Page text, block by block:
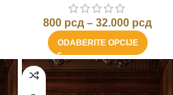
800 рсд – 32.000 рсд
ODABERITE OPCIJE